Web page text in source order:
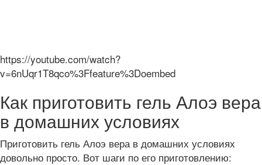
https://youtube.com/watch?
v=6nUqr1T8qco%3Ffeature%3Doembed
Как приготовить гель Алоэ вера
в домашних условиях
Приготовить гель Алоэ вера в домашних условиях
довольно просто. Вот шаги по его приготовлению: